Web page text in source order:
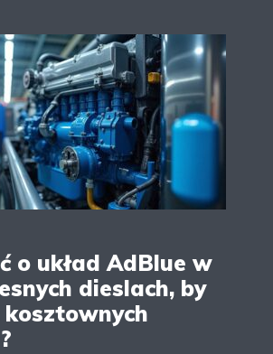
o układ AdBlue w
dieslach, by
kosztownych